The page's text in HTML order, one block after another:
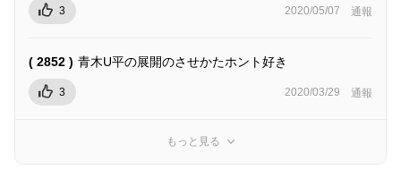
3 2020/05/07 通報
( 2852 ) 青木U平の展開のさせかたホント好き
3 2020/03/29 通報
もっと見る